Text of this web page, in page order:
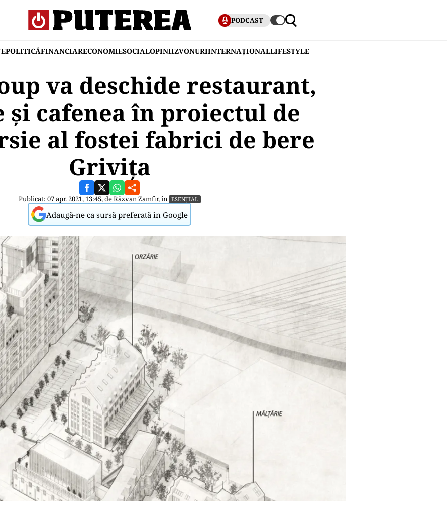
PODCAST
POLITICĂFINANCIARECONOMIESOCIALOPINIIZVONURIINTERNAȚIONALLIFESTYLE
va deschide restaurant,
și cafenea în proiectul de
al fostei fabrici de bere
Grivița
Publicat: 07 apr. 2021, 13:45, deRăzvan Zamfir, în ESENȚIAL
Adaugă-ne ca sursă preferată în Google